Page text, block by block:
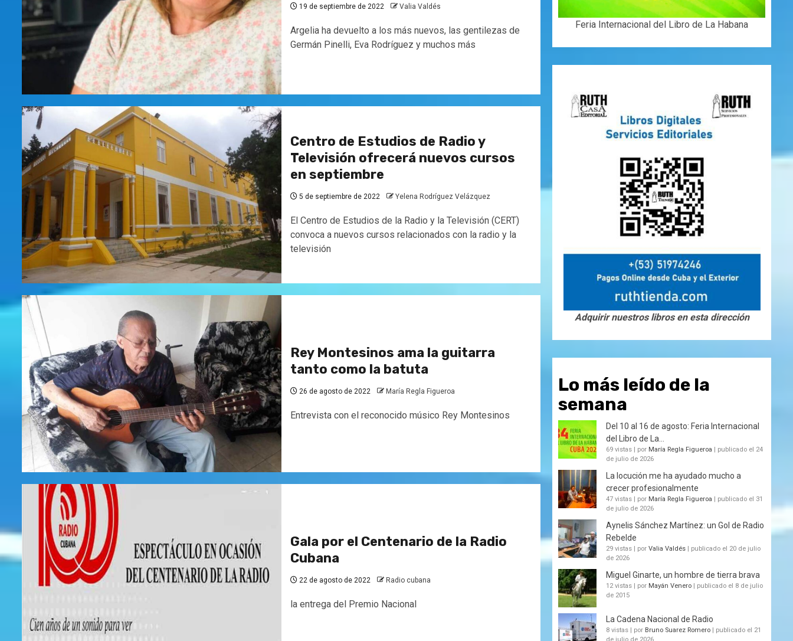
19 de septiembre de 2022 Valia Valdés
Argelia ha devuelto a los más nuevos, las gentilezas de
Germán Pinelli, Eva Rodríguez y muchos más
Centro de Estudios de Radio y
Televisión ofrecerá nuevos cursos
en septiembre
5 de septiembre de 2022 Yelena Rodríguez Velázquez
El Centro de Estudios de la Radio y la Televisión (CERT)
convoca a nuevos cursos relacionados con la radio y la
televisión
Rey Montesinos ama la guitarra
tanto como la batuta
26 de agosto de 2022 María Regla Figueroa
Entrevista con el reconocido músico Rey Montesinos
Gala por el Centenario de la Radio
Cubana
22 de agosto de 2022 Radio cubana
la entrega del Premio Nacional
Feria Internacional del Libro de La Habana
Adquirir nuestros libros en esta dirección
Lo más leído de la
semana
Del 10 al 16 de agosto: Feria Internacional
del Libro de La...
69 vistas | por María Regla Figueroa | publicado el 24
de julio de 2026
La locución me ha ayudado mucho a
crecer profesionalmente
47 vistas | por María Regla Figueroa | publicado el 31
de julio de 2026
Aynelis Sánchez Martínez: un Gol de Radio
Rebelde
29 vistas | por Valia Valdés | publicado el 20 de julio
de 2026
Miguel Ginarte, un hombre de tierra brava
12 vistas | por Mayán Venero | publicado el 8 de julio
de 2015
La Cadena Nacional de Radio
8 vistas | por Bruno Suarez Romero | publicado el 21
de julio de 2026